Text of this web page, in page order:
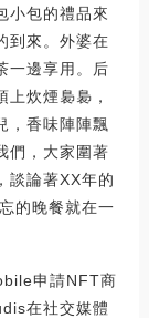
小包的禮品來
到來。外婆在
一邊享用。后
炊煙裊裊，
，香味陣陣飄
們，大家圍著
談論著XX年的
的晚餐就在一
申請NFT商
在社交媒體